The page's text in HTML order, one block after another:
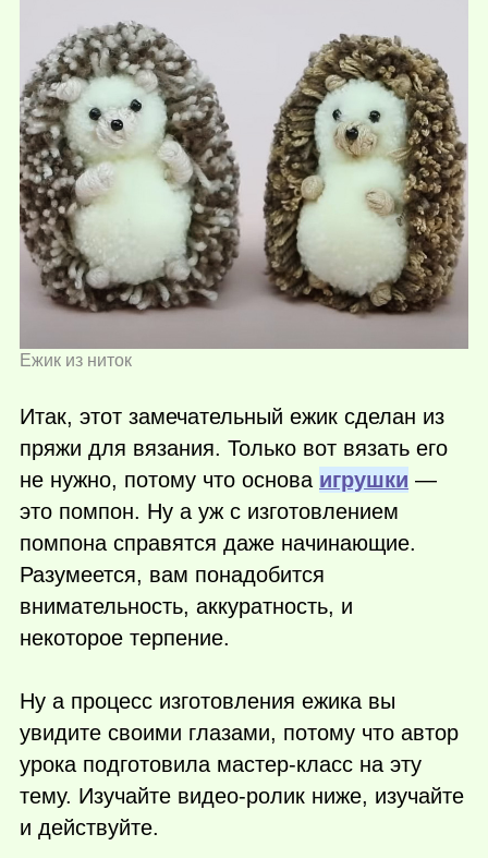
Ежик из ниток
Итак, этот замечательный ежик сделан из
пряжи для вязания. Только вот вязать его
не нужно, потому что основа игрушки —
это помпон. Ну а уж с изготовлением
помпона справятся даже начинающие.
Разумеется, вам понадобится
внимательность, аккуратность, и
некоторое терпение.
Ну а процесс изготовления ежика вы
увидите своими глазами, потому что автор
урока подготовила мастер-класс на эту
тему. Изучайте видео-ролик ниже, изучайте
и действуйте.